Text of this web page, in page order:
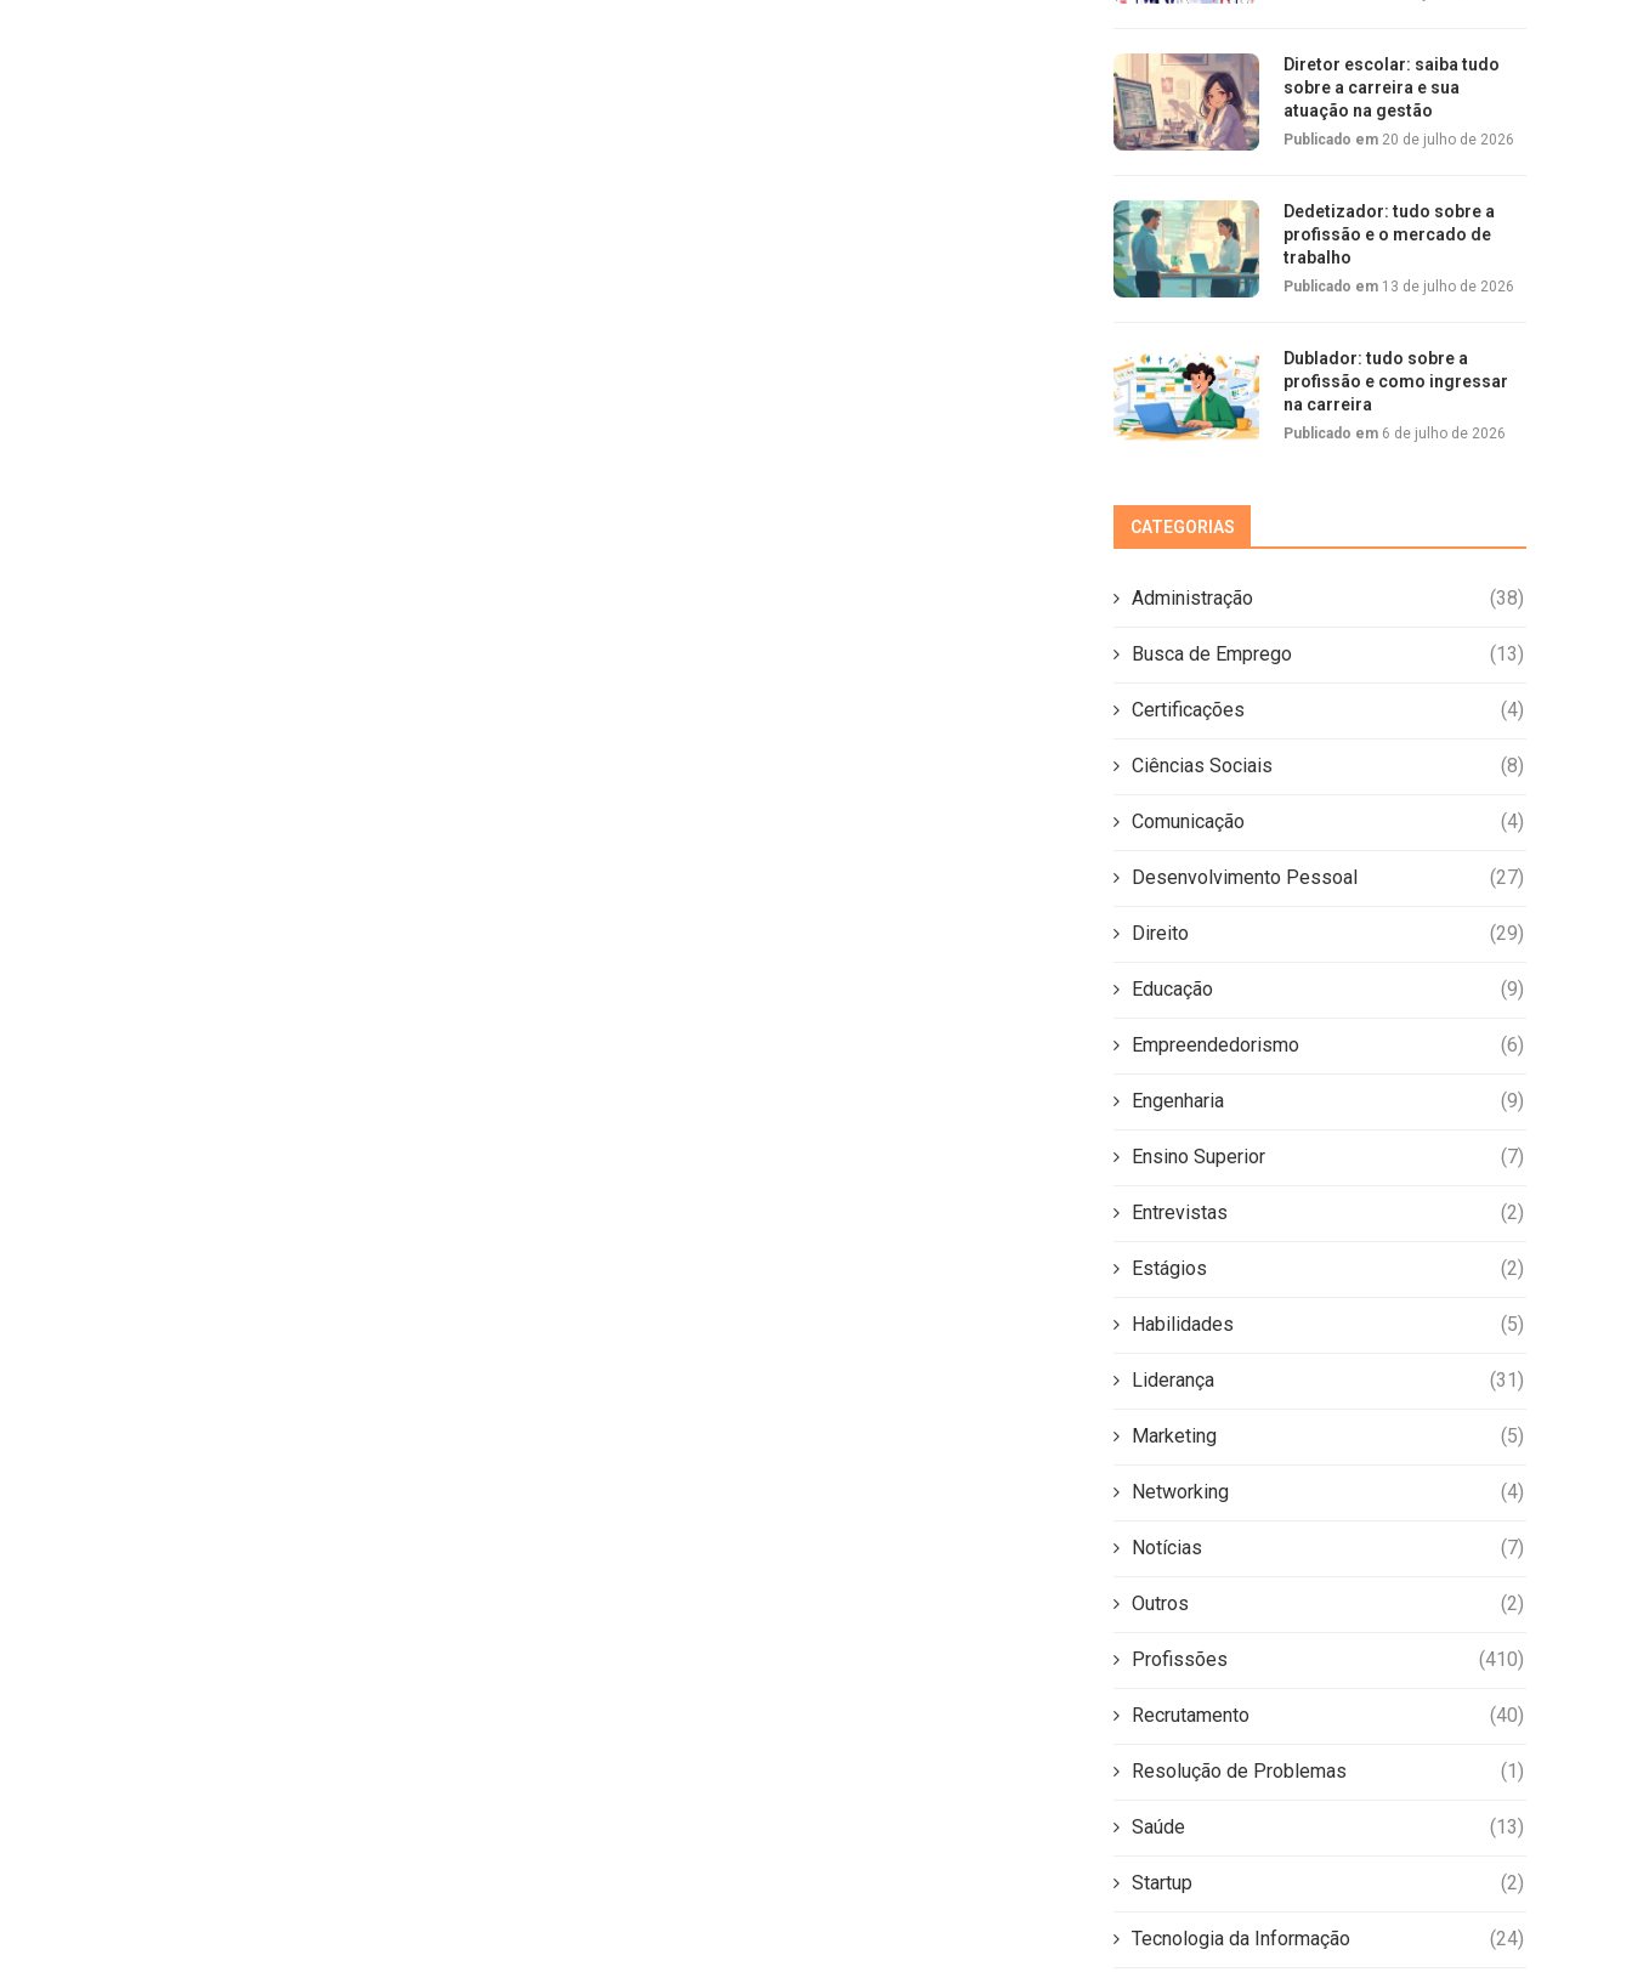
Diretor escolar: saiba tudo
sobre a carreira e sua
atuação na gestão
Publicado em 20 de julho de 2026
Dedetizador: tudo sobre a
profissão e o mercado de
trabalho
Publicado em 13 de julho de 2026
Dublador: tudo sobre a
profissão e como ingressar
na carreira
Publicado em 6 de julho de 2026
CATEGORIAS
Administração (38)
Busca de Emprego (13)
Certificações (4)
Ciências Sociais (8)
Comunicação (4)
Desenvolvimento Pessoal (27)
Direito (29)
Educação (9)
Empreendedorismo (6)
Engenharia (9)
Ensino Superior (7)
Entrevistas (2)
Estágios (2)
Habilidades (5)
Liderança (31)
Marketing (5)
Networking (4)
Notícias (7)
Outros (2)
Profissões (410)
Recrutamento (40)
Resolução de Problemas (1)
Saúde (13)
Startup (2)
Tecnologia da Informação (24)